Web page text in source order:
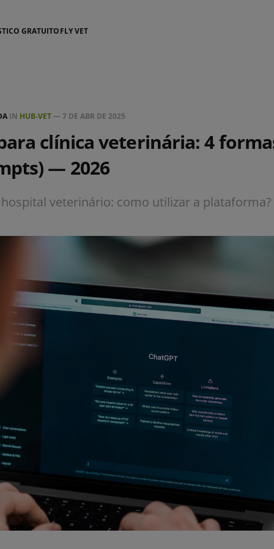
GRATUITOFLY VET
IN HUB-VET — 7 DE ABR DE 2025
clínica veterinária: 4
— 2026
hospital veterinário: como utilizar a plataforma?